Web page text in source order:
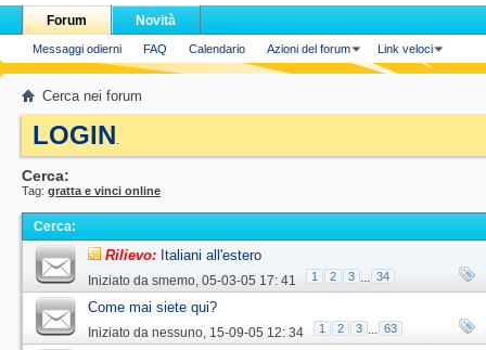
Forum
Messaggi odierni FAQ Calendario Azioni del forum Link veloci
Novità
Cerca nei forum
LOGIN.
Cerca:
Tag: gratta e vinci online
Cerca:
Rilievo: Italiani all'estero
Iniziato da smemo‎, 05-03-05 17: 41 1 2 3 ... 34
Come mai siete qui?
Iniziato da nessuno‎, 15-09-05 12: 34 1 2 3 ... 63